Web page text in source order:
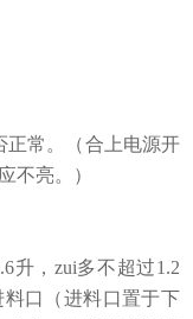
正常。（合上电源开
不亮。）
升，zui多不超过1.2
口（进料口置于下